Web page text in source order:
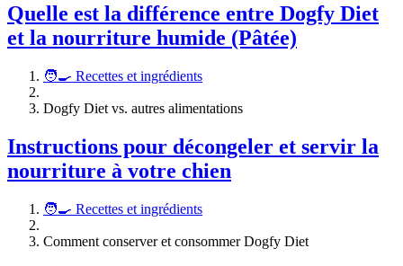
Quelle est la différence entre Dogfy Diet
et la nourriture humide (Pâtée)
🧑‍🍳 Recettes et ingrédients
Dogfy Diet vs. autres alimentations
Instructions pour décongeler et servir la
nourriture à votre chien
🧑‍🍳 Recettes et ingrédients
Comment conserver et consommer Dogfy Diet